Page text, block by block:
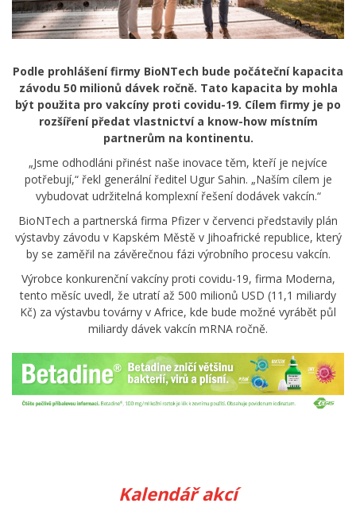
Podle prohlášení firmy BioNTech bude počáteční kapacita
závodu 50 milionů dávek ročně. Tato kapacita by mohla
být použita pro vakcíny proti covidu-19. Cílem firmy je po
rozšíření předat vlastnictví a know-how místním
partnerům na kontinentu.
„Jsme odhodláni přinést naše inovace těm, kteří je nejvíce
potřebují,“ řekl generální ředitel Ugur Sahin. „Naším cílem je
vybudovat udržitelná komplexní řešení dodávek vakcín.“
BioNTech a partnerská firma Pfizer v červenci představily plán
výstavby závodu v Kapském Městě v Jihoafrické republice, který
by se zaměřil na závěrečnou fázi výrobního procesu vakcín.
Výrobce konkurenční vakcíny proti covidu-19, firma Moderna,
tento měsíc uvedl, že utratí až 500 milionů USD (11,1 miliardy
Kč) za výstavbu továrny v Africe, kde bude možné vyrábět půl
miliardy dávek vakcín mRNA ročně.
Kalendář akcí